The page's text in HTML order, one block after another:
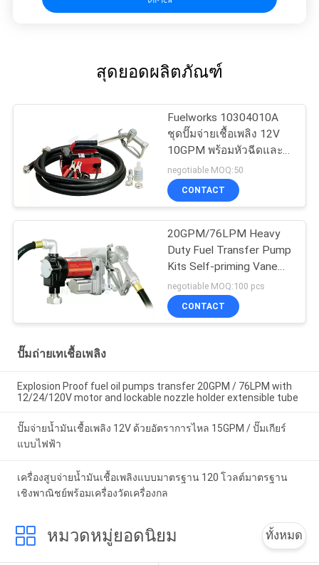
สุดยอดผลิตภัณฑ์
Fuelworks 10304010A
ชุดปั๊มจ่ายเชื้อเพลิง 12V
10GPM พร้อมหัวฉีดและ
หัวฉีด 13 '
negotiable MOQ:50
CONTACT
20GPM/76LPM Heavy
Duty Fuel Transfer Pump
Kits Self-priming Vane
design for tank or barrel
mounting
negotiable MOQ:100 pcs
CONTACT
ปั๊มถ่ายเทเชื้อเพลิง
Explosion Proof fuel oil pumps transfer 20GPM / 76LPM with
12/24/120V motor and lockable nozzle holder extensible tube
ปั๊มจ่ายน้ำมันเชื้อเพลิง 12V ด้วยอัตราการไหล 15GPM / ปั๊มเกียร์
แบบไฟฟ้า
เครื่องสูบจ่ายน้ำมันเชื้อเพลิงแบบมาตรฐาน 120 โวลต์มาตรฐาน
เชิงพาณิชย์พร้อมเครื่องวัดเครื่องกล
หมวดหมู่ยอดนิยม ทั้งหมด